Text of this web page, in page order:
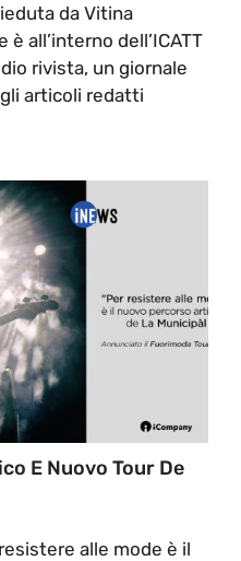
da Vitina
all’interno dell’ICATT
rivista, un giornale
articoli redatti
E Nuovo Tour De
alle mode è il